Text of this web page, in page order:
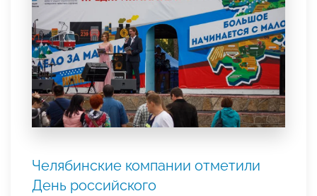
Челябинские компании отметили
День российского